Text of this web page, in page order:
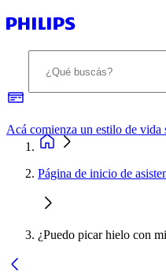
Página de inicio de
¿Puedo picar hielo con